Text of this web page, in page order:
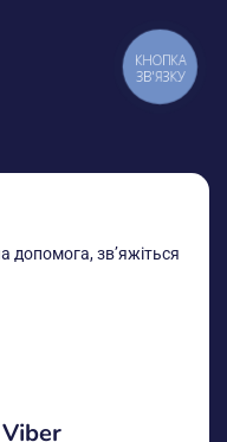
допомога, звʼяжіться
КНОПКА
ЗВ'ЯЗКУ